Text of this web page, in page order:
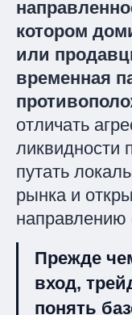
котором
или
временная
отличать
ликвидности
путать
рынка и
направлению
Прежде
вход,
понять